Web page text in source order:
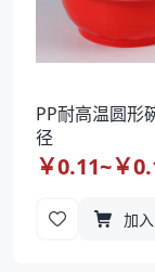
PP耐高温圆形
径
￥0.11~￥
加